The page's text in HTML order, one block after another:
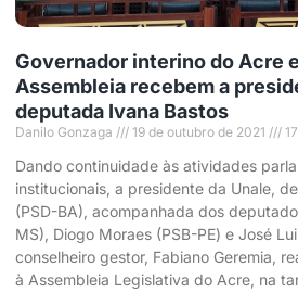
Governador interino do Acre
Assembleia recebem a
deputada Ivana Bastos
Danilo Gonzaga 19 de outubro de 2021
Dando continuidade às atividades
institucionais, a presidente da Unale,
(PSD-BA), acompanhada dos
MS), Diogo Moraes (PSB-PE) e José
conselheiro gestor, Fabiano Geremia,
à Assembleia Legislativa do Acre, na